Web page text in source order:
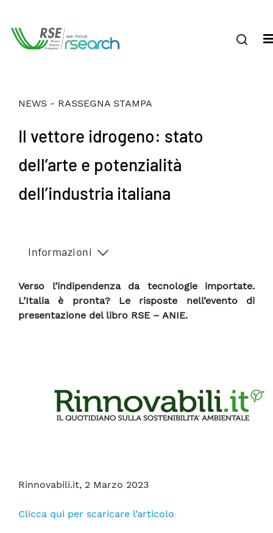
NEWS - RASSEGNA STAMPA
Il vettore idrogeno: stato
dell’arte e potenzialità
dell’industria italiana
Informazioni
Verso l’indipendenza da tecnologie importate.
L’Italia è pronta? Le risposte nell’evento di
presentazione del libro RSE – ANIE.
Rinnovabili.it, 2 Marzo 2023
Clicca qui per scaricare l’articolo